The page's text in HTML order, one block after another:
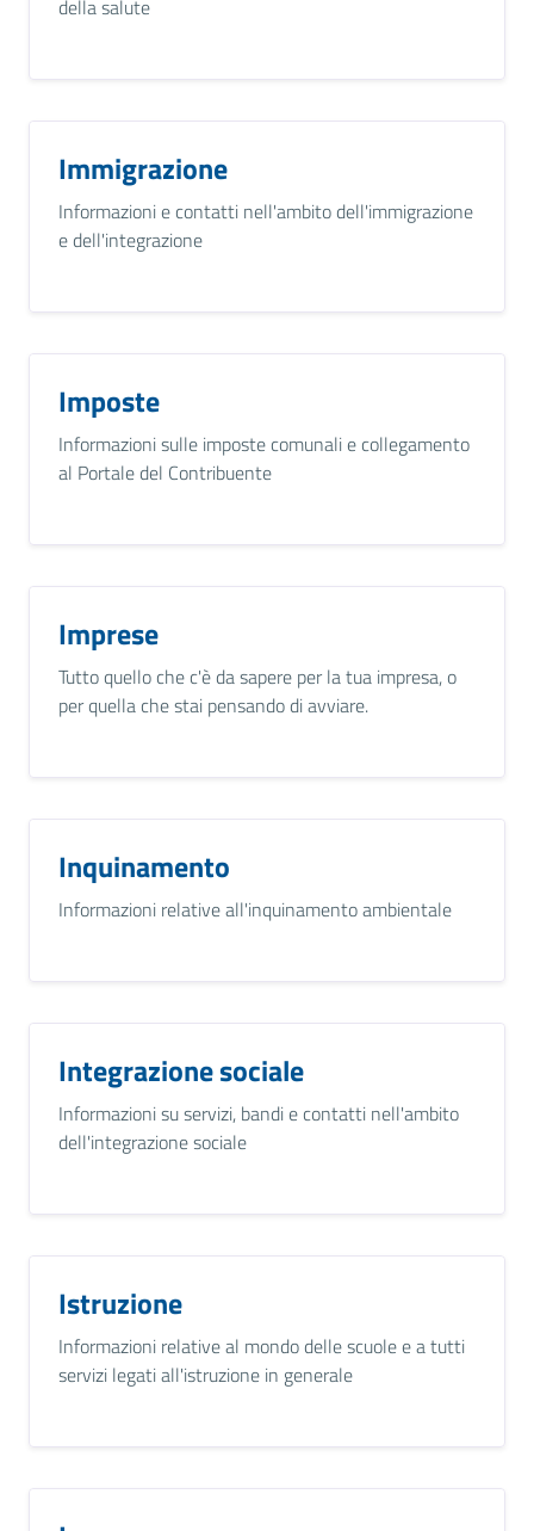
della salute
Immigrazione
Informazioni e contatti nell'ambito dell'immigrazione
e dell'integrazione
Imposte
Informazioni sulle imposte comunali e collegamento
al Portale del Contribuente
Imprese
Tutto quello che c'è da sapere per la tua impresa, o
per quella che stai pensando di avviare.
Inquinamento
Informazioni relative all'inquinamento ambientale
Integrazione sociale
Informazioni su servizi, bandi e contatti nell'ambito
dell'integrazione sociale
Istruzione
Informazioni relative al mondo delle scuole e a tutti
servizi legati all'istruzione in generale